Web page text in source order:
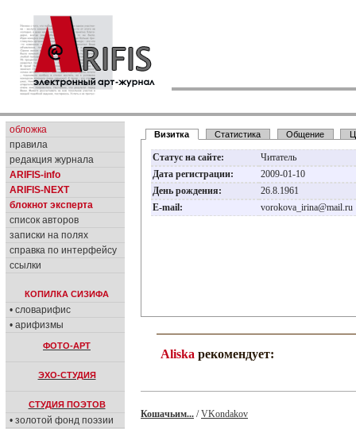
обложка
правила
редакция журнала
ARIFIS-info
ARIFIS-NEXT
блокнот эксперта
список авторов
записки на полях
справка по интерфейсу
ссылки
КОПИЛКА СИЗИФА
• словарифис
• арифизмы
ФОТО-АРТ
ЭХО-СТУДИЯ
СТУДИЯ ПОЭТОВ
• золотой фонд поэзии
Визитка Статистика Общение
Статус на сайте:
Читатель
Дата регистрации:
2009-01-10
День рождения:
26.8.1961
E-mail:
vorokova_irina@mail.ru
Aliska рекомендует:
Кошачьим... /VKondakov